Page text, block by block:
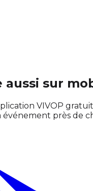
aussi sur
VIVOP
près de